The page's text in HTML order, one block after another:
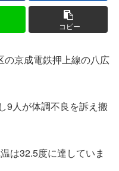
コピー
の京成電鉄押上線の八広
9人が体調不良を訴え搬
は32.5度に達していま